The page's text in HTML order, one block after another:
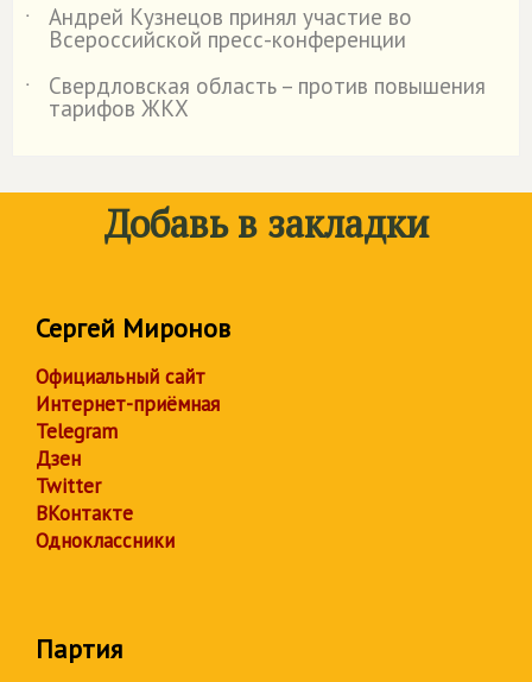
˙
Андрей Кузнецов принял участие во
Всероссийской пресс-конференции
˙
Свердловская область – против повышения
тарифов ЖКХ
Добавь в закладки
Сергей Миронов
Официальный сайт
Интернет-приёмная
Telegram
Дзен
Twitter
ВКонтакте
Одноклассники
Партия